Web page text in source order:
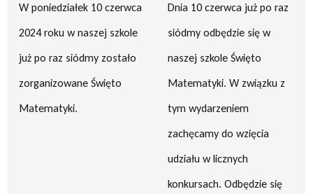
W poniedziałek 10 czerwca
2024 roku w naszej szkole
już po raz siódmy zostało
zorganizowane Święto
Matematyki.
Dnia 10 czerwca już po raz
siódmy odbędzie się w
naszej szkole Święto
Matematyki. W związku z
tym wydarzeniem
zachęcamy do wzięcia
udziału w licznych
konkursach. Odbędzie się